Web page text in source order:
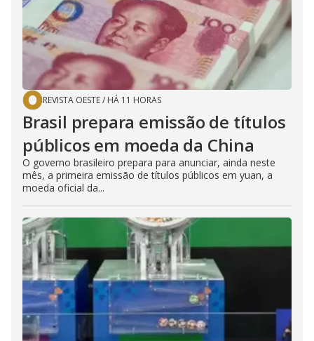
REVISTA OESTE/ HÁ 11 HORAS
Brasil prepara emissão de títulos
públicos em moeda da China
O governo brasileiro prepara para anunciar, ainda neste
mês, a primeira emissão de títulos públicos em yuan, a
moeda oficial da...